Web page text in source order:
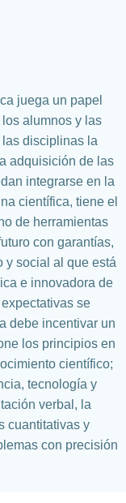
juega un papel
alumnos y las
disciplinas la
adquisición de las
integrarse en la
científica, tiene el
de herramientas
con garantías,
y social al que está
e innovadora de
se
debe incentivar un
los principios en
científico;
tecnología y
verbal, la
cuantitativas y
con precisión